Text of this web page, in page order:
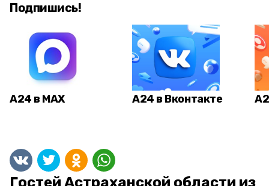
Подпишись!
А24 в MAX А24 в Вконтакте
Гостей Астраханской области из